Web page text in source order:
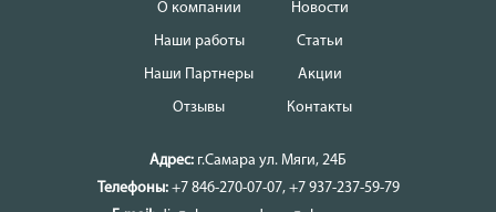
О компании
Наши работы
Наши Партнеры
Отзывы
Новости
Статьи
Акции
Контакты
Адрес: г.Самара ул. Мяги, 24Б
Телефоны: +7 846-270-07-07, +7 937-237-59-79